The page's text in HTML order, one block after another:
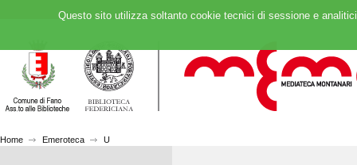
Home Emeroteca U
Questo sito utilizza soltanto cookie tecnici di sessione e